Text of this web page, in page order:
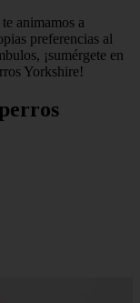
animamos a
preferencias al
¡sumérgete en
Yorkshire!